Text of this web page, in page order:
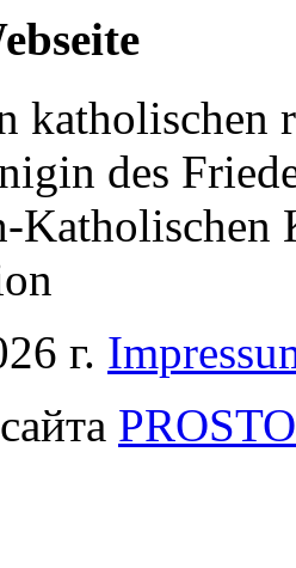
katholischen
des
Katholischen
г.